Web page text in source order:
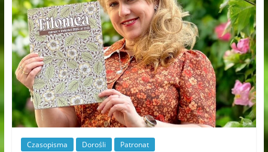
Czasopisma Dorośli Patronat